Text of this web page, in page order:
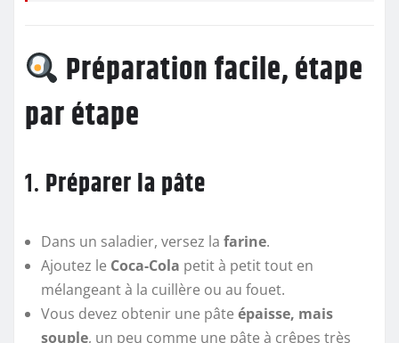
Préparation facile, étape
par étape
1. Préparer la pâte
Dans un saladier, versez la farine.
Ajoutez le Coca-Cola petit à petit tout en
mélangeant à la cuillère ou au fouet.
Vous devez obtenir une pâte épaisse, mais
souple, un peu comme une pâte à crêpes très